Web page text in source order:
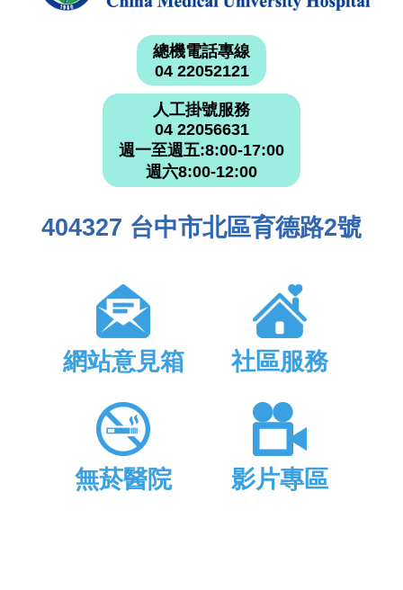
總機電話專線
04 22052121
人工掛號服務
04 22056631
週一至週五:8:00-17:00
週六8:00-12:00
404327 台中市北區育德路2號
網站意見箱 社區服務
無菸醫院 影片專區